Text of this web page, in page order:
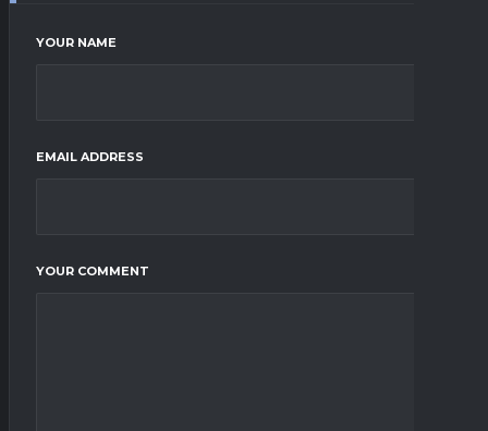
YOUR NAME
EMAIL ADDRESS
YOUR COMMENT